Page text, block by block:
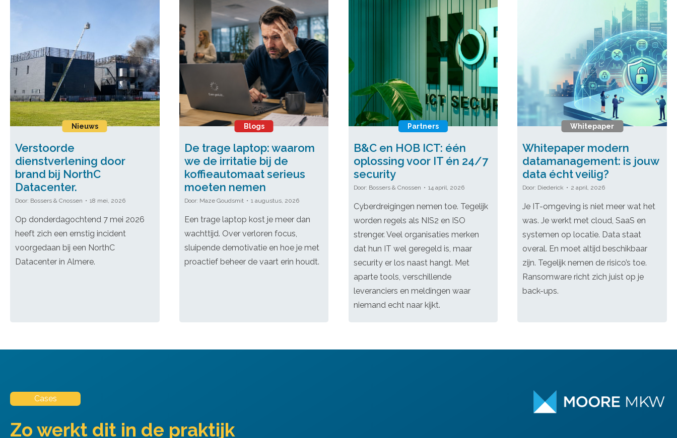
Verstoorde
dienstverlening door
brand bij NorthC
Datacenter.
Bossers & Cnossen 18 mei, 2026
Nieuws
Op donderdagochtend 7 mei 2026
heeft zich een ernstig incident
voorgedaan bij een NorthC
Datacenter in Almere.
De trage laptop: waarom
we de irritatie bij de
koffieautomaat serieus
moeten nemen
Maze Goudsmit 1 augustus, 2026
Blogs
Een trage laptop kost je meer dan
wachttijd. Over verloren focus,
sluipende demotivatie en hoe je met
proactief beheer de vaart erin houdt.
B&C en HOB ICT: één
oplossing voor IT én 24/7
security
Bossers & Cnossen 14 april, 2026
Partners
Cyberdreigingen nemen toe. Tegelijk
worden regels als NIS2 en ISO
strenger. Veel organisaties merken
dat hun IT wel geregeld is, maar
security er los naast hangt. Met
aparte tools, verschillende
leveranciers en meldingen waar
niemand echt naar kijkt.
Whitepaper modern
datamanagement: is jouw
data écht veilig?
Diederick 2 april, 2026
Whitepaper
Je IT-omgeving is niet meer wat het
was. Je werkt met cloud, SaaS en
systemen op locatie. Data staat
overal. En moet altijd beschikbaar
zijn. Tegelijk nemen de risico’s toe.
Ransomware richt zich juist op je
back-ups.
Cases
Zo werkt dit in de praktijk